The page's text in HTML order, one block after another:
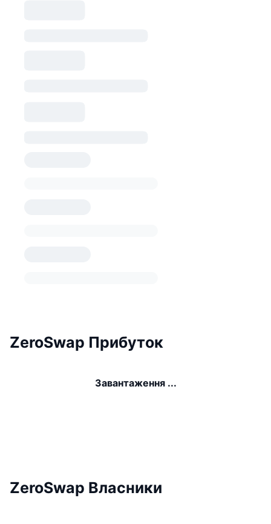
ZeroSwap Прибуток
Завантаження ...
ZeroSwap Власники